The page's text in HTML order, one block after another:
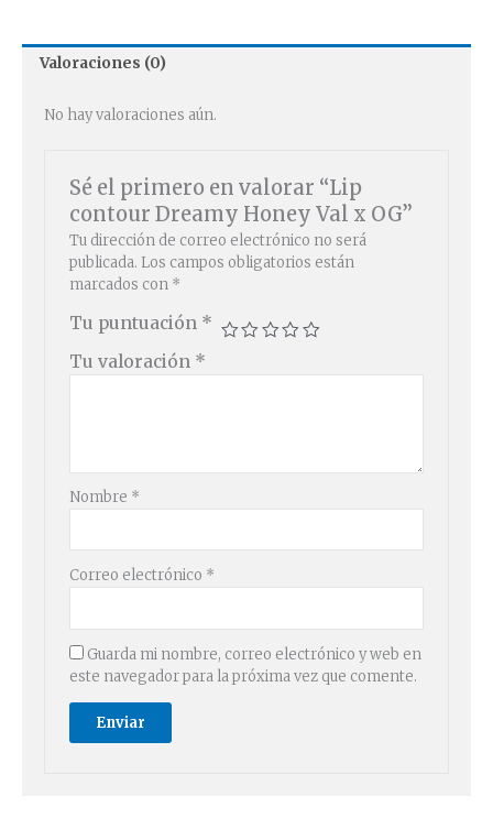
Valoraciones (0)
No hay valoraciones aún.
Sé el primero en valorar “Lip
contour Dreamy Honey Val x OG”
Tu dirección de correo electrónico no será
publicada. Los campos obligatorios están
marcados con *
Tu puntuación *
Tu valoración *
Nombre *
Correo electrónico *
Guarda mi nombre, correo electrónico y web en
este navegador para la próxima vez que comente.